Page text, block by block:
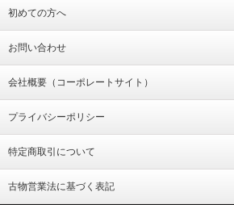
初めての方へ
お問い合わせ
会社概要（コーポレートサイト）
プライバシーポリシー
特定商取引について
古物営業法に基づく表記